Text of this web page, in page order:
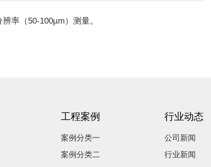
率（50-100µm）测量。
工程案例
案例分类一
案例分类二
行业动态
公司新闻
行业新闻